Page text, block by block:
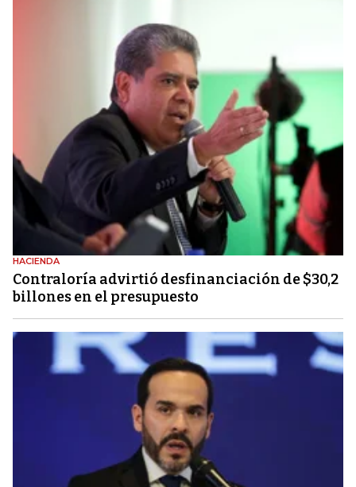
HACIENDA
Contraloría advirtió desfinanciación de $30,2
billones en el presupuesto